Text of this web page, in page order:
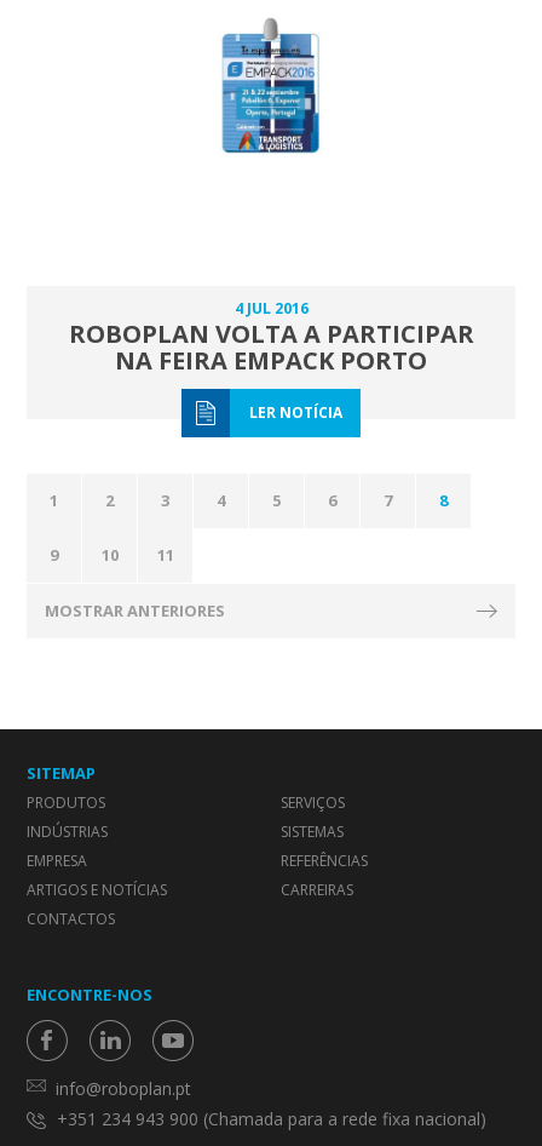
4 JUL 2016
ROBOPLAN VOLTA A PARTICIPAR
NA FEIRA EMPACK PORTO
LER NOTÍCIA
1 2 3 4 5 6 7 8
9 10 11
MOSTRAR ANTERIORES
SITEMAP
PRODUTOS
SERVIÇOS
INDÚSTRIAS
SISTEMAS
EMPRESA
REFERÊNCIAS
ARTIGOS E NOTÍCIAS
CARREIRAS
CONTACTOS
ENCONTRE-NOS
info@roboplan.pt
+351 234 943 900 (Chamada para a rede fixa nacional)